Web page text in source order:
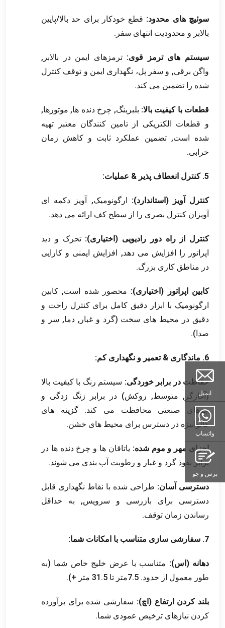
سوئیچ های محدود: قطع خودکار برای حد بالا/پایین
بالابر و محدودیت انتهای سفر.
سیستم های ترمز قوی: ترمزهای ایمن در بالابر,
واگن برقی, و سفر پل، نگهداری ایمن و توقف کنترل
شده را تضمین می کند.
قطعات با کیفیت بالا: بلبرینگ, چرخ دنده ها, موتورها,
و قطعات الکتریکی از تامین کنندگان معتبر تهیه
شده است, تضمین عملکرد ثابت و کاهش زمان
خرابی.
5. کنترل انعطاف پذیر & عملیات:
کنترل آویز (استاندارد): ارگونومیک, آویز دکمه ای
آویزان کنترل بصری را از سطح کف ارائه می دهد.
کنترل از راه دور رادیویی (اختیاری): تحرک و دید
اپراتور را افزایش می دهد, افزایش ایمنی و کارایی
در مناطق کاری بزرگ.
کابین اپراتور (اختیاری): محصور شده است, کابین
ارگونومیک با ابزار دقیق کامل برای کنترل راحت و
دقیق در محیط های سخت (گرد و غبار, دما, سر و
صدا).
6. ماندگاری & تعمیر و نگهداری کم:
حفاظت در برابر خوردگی: سیستم رنگ با کیفیت بالا
(آغازگر, متوسط, روکش) در برابر زنگ زدگی و
جوهای صنعتی محافظت می کند. گزینه های
گالوانیزه در دسترس برای محیط های خشن.
اجزای مهر و موم شده: یاتاقان ها و چرخ دنده ها در
برابر نفوذ گرد و غبار و رطوبت آب بندی می شوند.
دسترسی آسان: طراحی شده با نقاط نگهداری قابل
دسترسی برای بازرسی و سرویس, به حداقل
رساندن زمان توقف.
7. سفارشی سازی متناسب با امکانات شما:
دهانه (اس): متناسب با عرض خلیج خاص شما (به
طور معمول از حدود. 7.5متر تا 31.5 متر +).
بلند کردن ارتفاع (اچ): سفارشی شده برای برآورده
کردن نیازهای ترخیص عمودی شما.
ایمیل
واتساپ
پرس و جو